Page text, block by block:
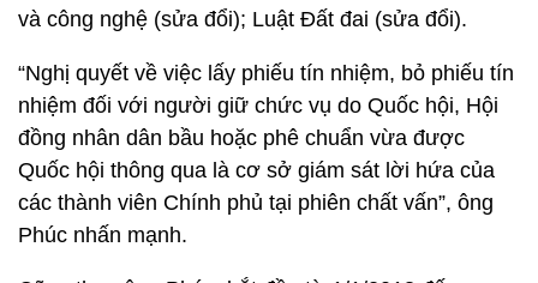
và công nghệ (sửa đổi); Luật Đất đai (sửa đổi).
“Nghị quyết về việc lấy phiếu tín nhiệm, bỏ phiếu tín
nhiệm đối với người giữ chức vụ do Quốc hội, Hội
đồng nhân dân bầu hoặc phê chuẩn vừa được
Quốc hội thông qua là cơ sở giám sát lời hứa của
các thành viên Chính phủ tại phiên chất vấn”, ông
Phúc nhấn mạnh.